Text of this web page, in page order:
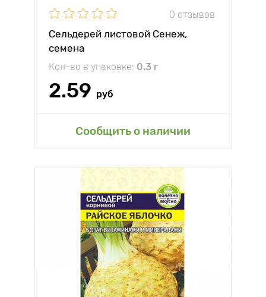
0 отзывов
Сельдерей листовой Сенеж,
семена
Кол-во в упаковке: 0.3 г
2.59 руб
Сообщить о наличии